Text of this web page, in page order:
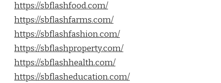
https://sbflashfood.com/
https://sbflashfarms.com/
https://sbflashfashion.com/
https://sbflashproperty.com/
https://sbflashhealth.com/
https://sbflasheducation.com/